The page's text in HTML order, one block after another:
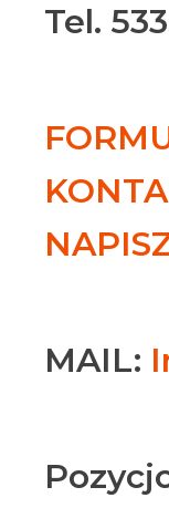
Tel.
MAIL: